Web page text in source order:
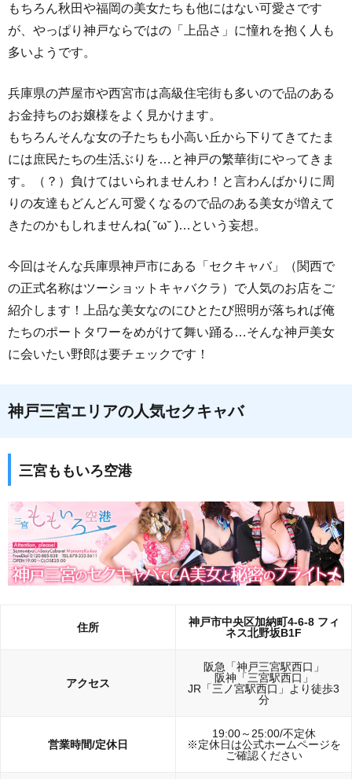
もちろん秋田や福岡の美女たちも他にはない可愛さです
が、やっぱり神戸ならではの「上品さ」に憧れを抱く人も
多いようです。
兵庫県の芦屋市や西宮市は高級住宅街も多いので品のある
お金持ちのお嬢様をよく見かけます。
もちろんそんな女の子たちも小高い丘から下りてきてたま
には庶民たちの生活ぶりを…と神戸の繁華街にやってきま
す。（？）負けてはいられませんわ！と言わんばかりに周
りの友達もどんどん可愛くなるので品のある美女が増えて
きたのかもしれませんね( ˘ω˘ )…という妄想。
今回はそんな兵庫県神戸市にある「セクキャバ」（関西で
の正式名称はツーショットキャバクラ）で人気のお店をご
紹介します！上品な美女なのにひとたび照明が落ちれば俺
たちのポートタワーをめがけて舞い踊る…そんな神戸美女
に会いたい野郎は要チェックです！
神戸三宮エリアの人気セクキャバ
三宮ももいろ空港
住所
神戸市中央区加納町4-6-8 フィ
ネス北野坂B1F
アクセス
阪急「神戸三宮駅西口」
阪神「三宮駅西口」
JR「三ノ宮駅西口」より徒歩3
分
営業時間/定休日
19:00～25:00/不定休
※定休日は公式ホームページを
ご確認ください